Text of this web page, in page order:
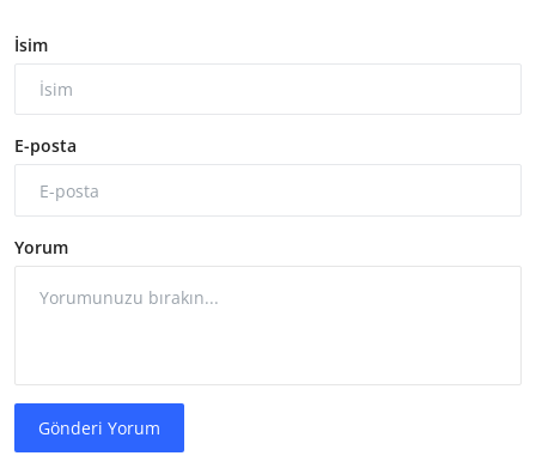
İsim
E-posta
Yorum
Gönderi Yorum